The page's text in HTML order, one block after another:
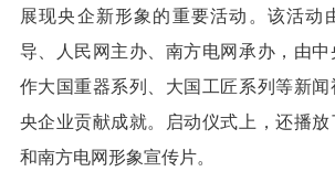
展现央企新形象的重要活动。该活动
导、人民网主办、南方电网承办，由中
作大国重器系列、大国工匠系列等新闻
央企业贡献成就。启动仪式上，还播
和南方电网形象宣传片。